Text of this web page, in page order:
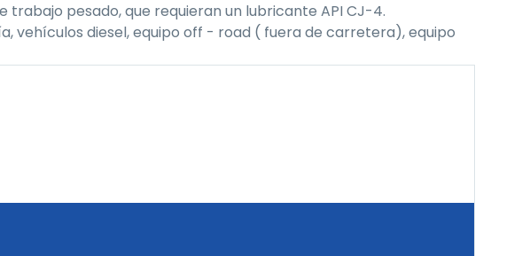
pesado, que requieran un lubricante API CJ-4.
vehículos diesel, equipo off - road ( fuera de carretera), equipo